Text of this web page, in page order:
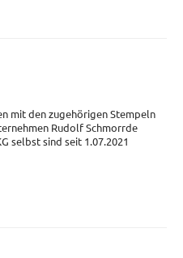
mit den zugehörigen Stempeln
Rudolf Schmorrde
selbst sind seit 1.07.2021